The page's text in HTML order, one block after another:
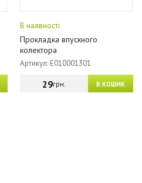
В наявності
Прокладка впускного
колектора
Артикул: E010001301
В КОШИК
29грн.